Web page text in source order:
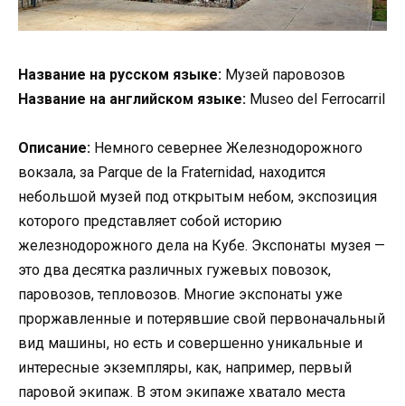
Название на русском языке: Музей паровозов
Название на английском языке: Museo del Ferrocarril
Описание: Немного севернее Железнодорожного
вокзала, за Parque de la Fraternidad, находится
небольшой музей под открытым небом, экспозиция
которого представляет собой историю
железнодорожного дела на Кубе. Экспонаты музея —
это два десятка различных гужевых повозок,
паровозов, тепловозов. Многие экспонаты уже
проржавленные и потерявшие свой первоначальный
вид машины, но есть и совершенно уникальные и
интересные экземпляры, как, например, первый
паровой экипаж. В этом экипаже хватало места